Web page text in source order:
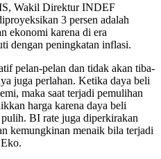
Wakil Direktur INDEF
3 persen adalah
ekonomi karena di era
dengan peningkatan inflasi.
pelan-pelan dan tidak akan tiba-
juga perlahan. Ketika daya beli
maka saat terjadi pemulihan
harga karena daya beli
BI rate juga diperkirakan
kemungkinan menaik bila terjadi